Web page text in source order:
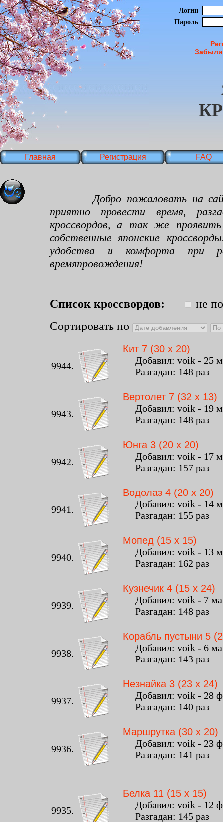
Логин
Пароль
Главная Регистрация FAQ
Добро пожаловать на сайт
приятно провести время,
кроссвордов, а так же
собственные японские
удобства и комфорта при
времяпровождения!
Список кроссвордов:
не
Сортировать по
9944.
Кит 7 (30 x 20)
Добавил: voik - 25
Разгадан: 148 раз
9943.
Вертолет 7 (32 x 13)
Добавил: voik - 19
Разгадан: 148 раз
9942.
Юнга 3 (20 x 20)
Добавил: voik - 17
Разгадан: 157 раз
9941.
Водолаз 4 (20 x 20)
Добавил: voik - 14
Разгадан: 155 раз
9940.
Мопед (15 x 15)
Добавил: voik - 13
Разгадан: 162 раз
9939.
Кузнечик 4 (15 x 24)
Добавил: voik - 7
Разгадан: 148 раз
9938.
Корабль пустыни 5
Добавил: voik - 6
Разгадан: 143 раз
9937.
Незнайка 3 (23 x 24)
Добавил: voik - 28
Разгадан: 140 раз
9936.
Маршрутка (30 x 20)
Добавил: voik - 23
Разгадан: 141 раз
9935.
Белка 11 (15 x 15)
Добавил: voik - 12
Разгадан: 145 раз